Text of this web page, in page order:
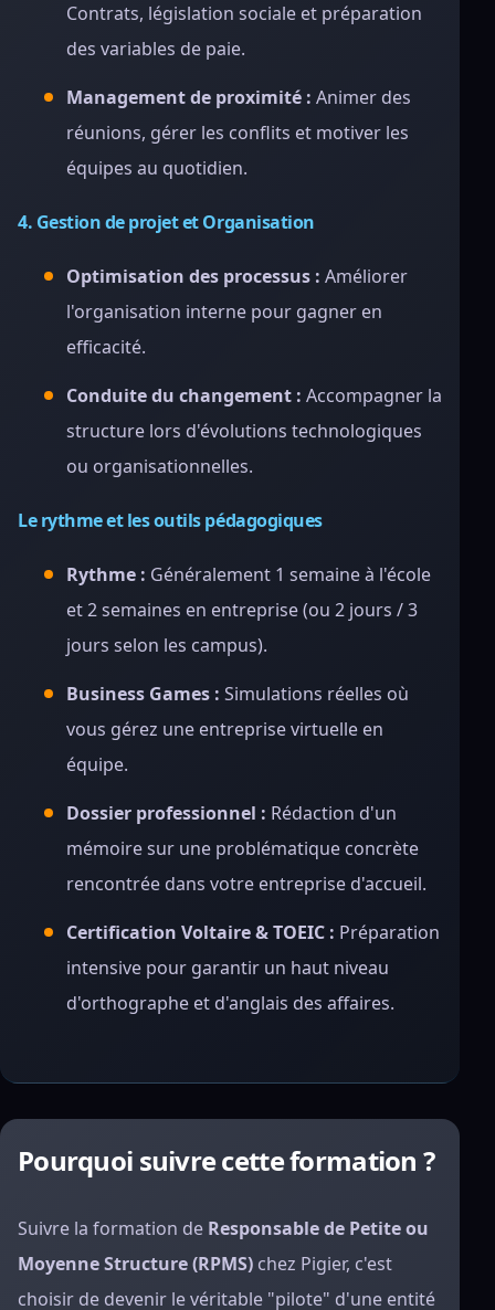
Contrats, législation sociale et préparation
des variables de paie.
Management de proximité : Animer des
réunions, gérer les conflits et motiver les
équipes au quotidien.
4. Gestion de projet et Organisation
Optimisation des processus : Améliorer
l'organisation interne pour gagner en
efficacité.
Conduite du changement : Accompagner la
structure lors d'évolutions technologiques
ou organisationnelles.
Le rythme et les outils pédagogiques
Rythme : Généralement 1 semaine à l'école
et 2 semaines en entreprise (ou 2 jours / 3
jours selon les campus).
Business Games : Simulations réelles où
vous gérez une entreprise virtuelle en
équipe.
Dossier professionnel : Rédaction d'un
mémoire sur une problématique concrète
rencontrée dans votre entreprise d'accueil.
Certification Voltaire & TOEIC : Préparation
intensive pour garantir un haut niveau
d'orthographe et d'anglais des affaires.
Pourquoi suivre cette formation ?
Suivre la formation de Responsable de Petite ou
Moyenne Structure (RPMS) chez Pigier, c'est
choisir de devenir le véritable "pilote" d'une entité